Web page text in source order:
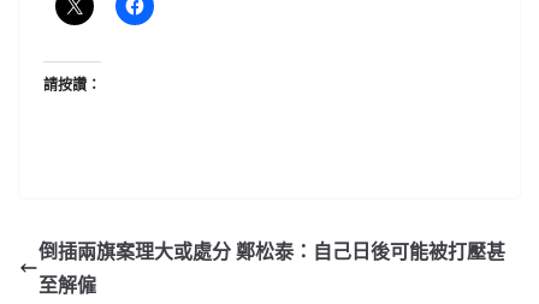
請按讚：
倒插兩旗案理大或處分 鄭松泰：自己日後可能被打壓甚
至解僱